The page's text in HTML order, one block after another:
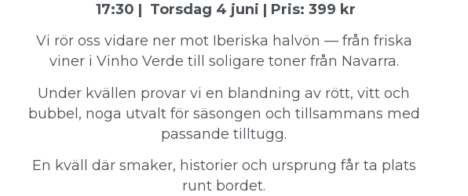
17:30 | Torsdag 4 juni | Pris: 399 kr
Vi rör oss vidare ner mot Iberiska halvön — från friska
viner i Vinho Verde till soligare toner från Navarra.
Under kvällen provar vi en blandning av rött, vitt och
bubbel, noga utvalt för säsongen och tillsammans med
passande tilltugg.
En kväll där smaker, historier och ursprung får ta plats
runt bordet.